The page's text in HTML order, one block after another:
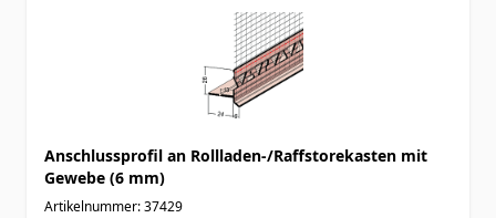
Anschlussprofil an Rollladen-/Raffstorekasten mit
Gewebe (6 mm)
Artikelnummer: 37429